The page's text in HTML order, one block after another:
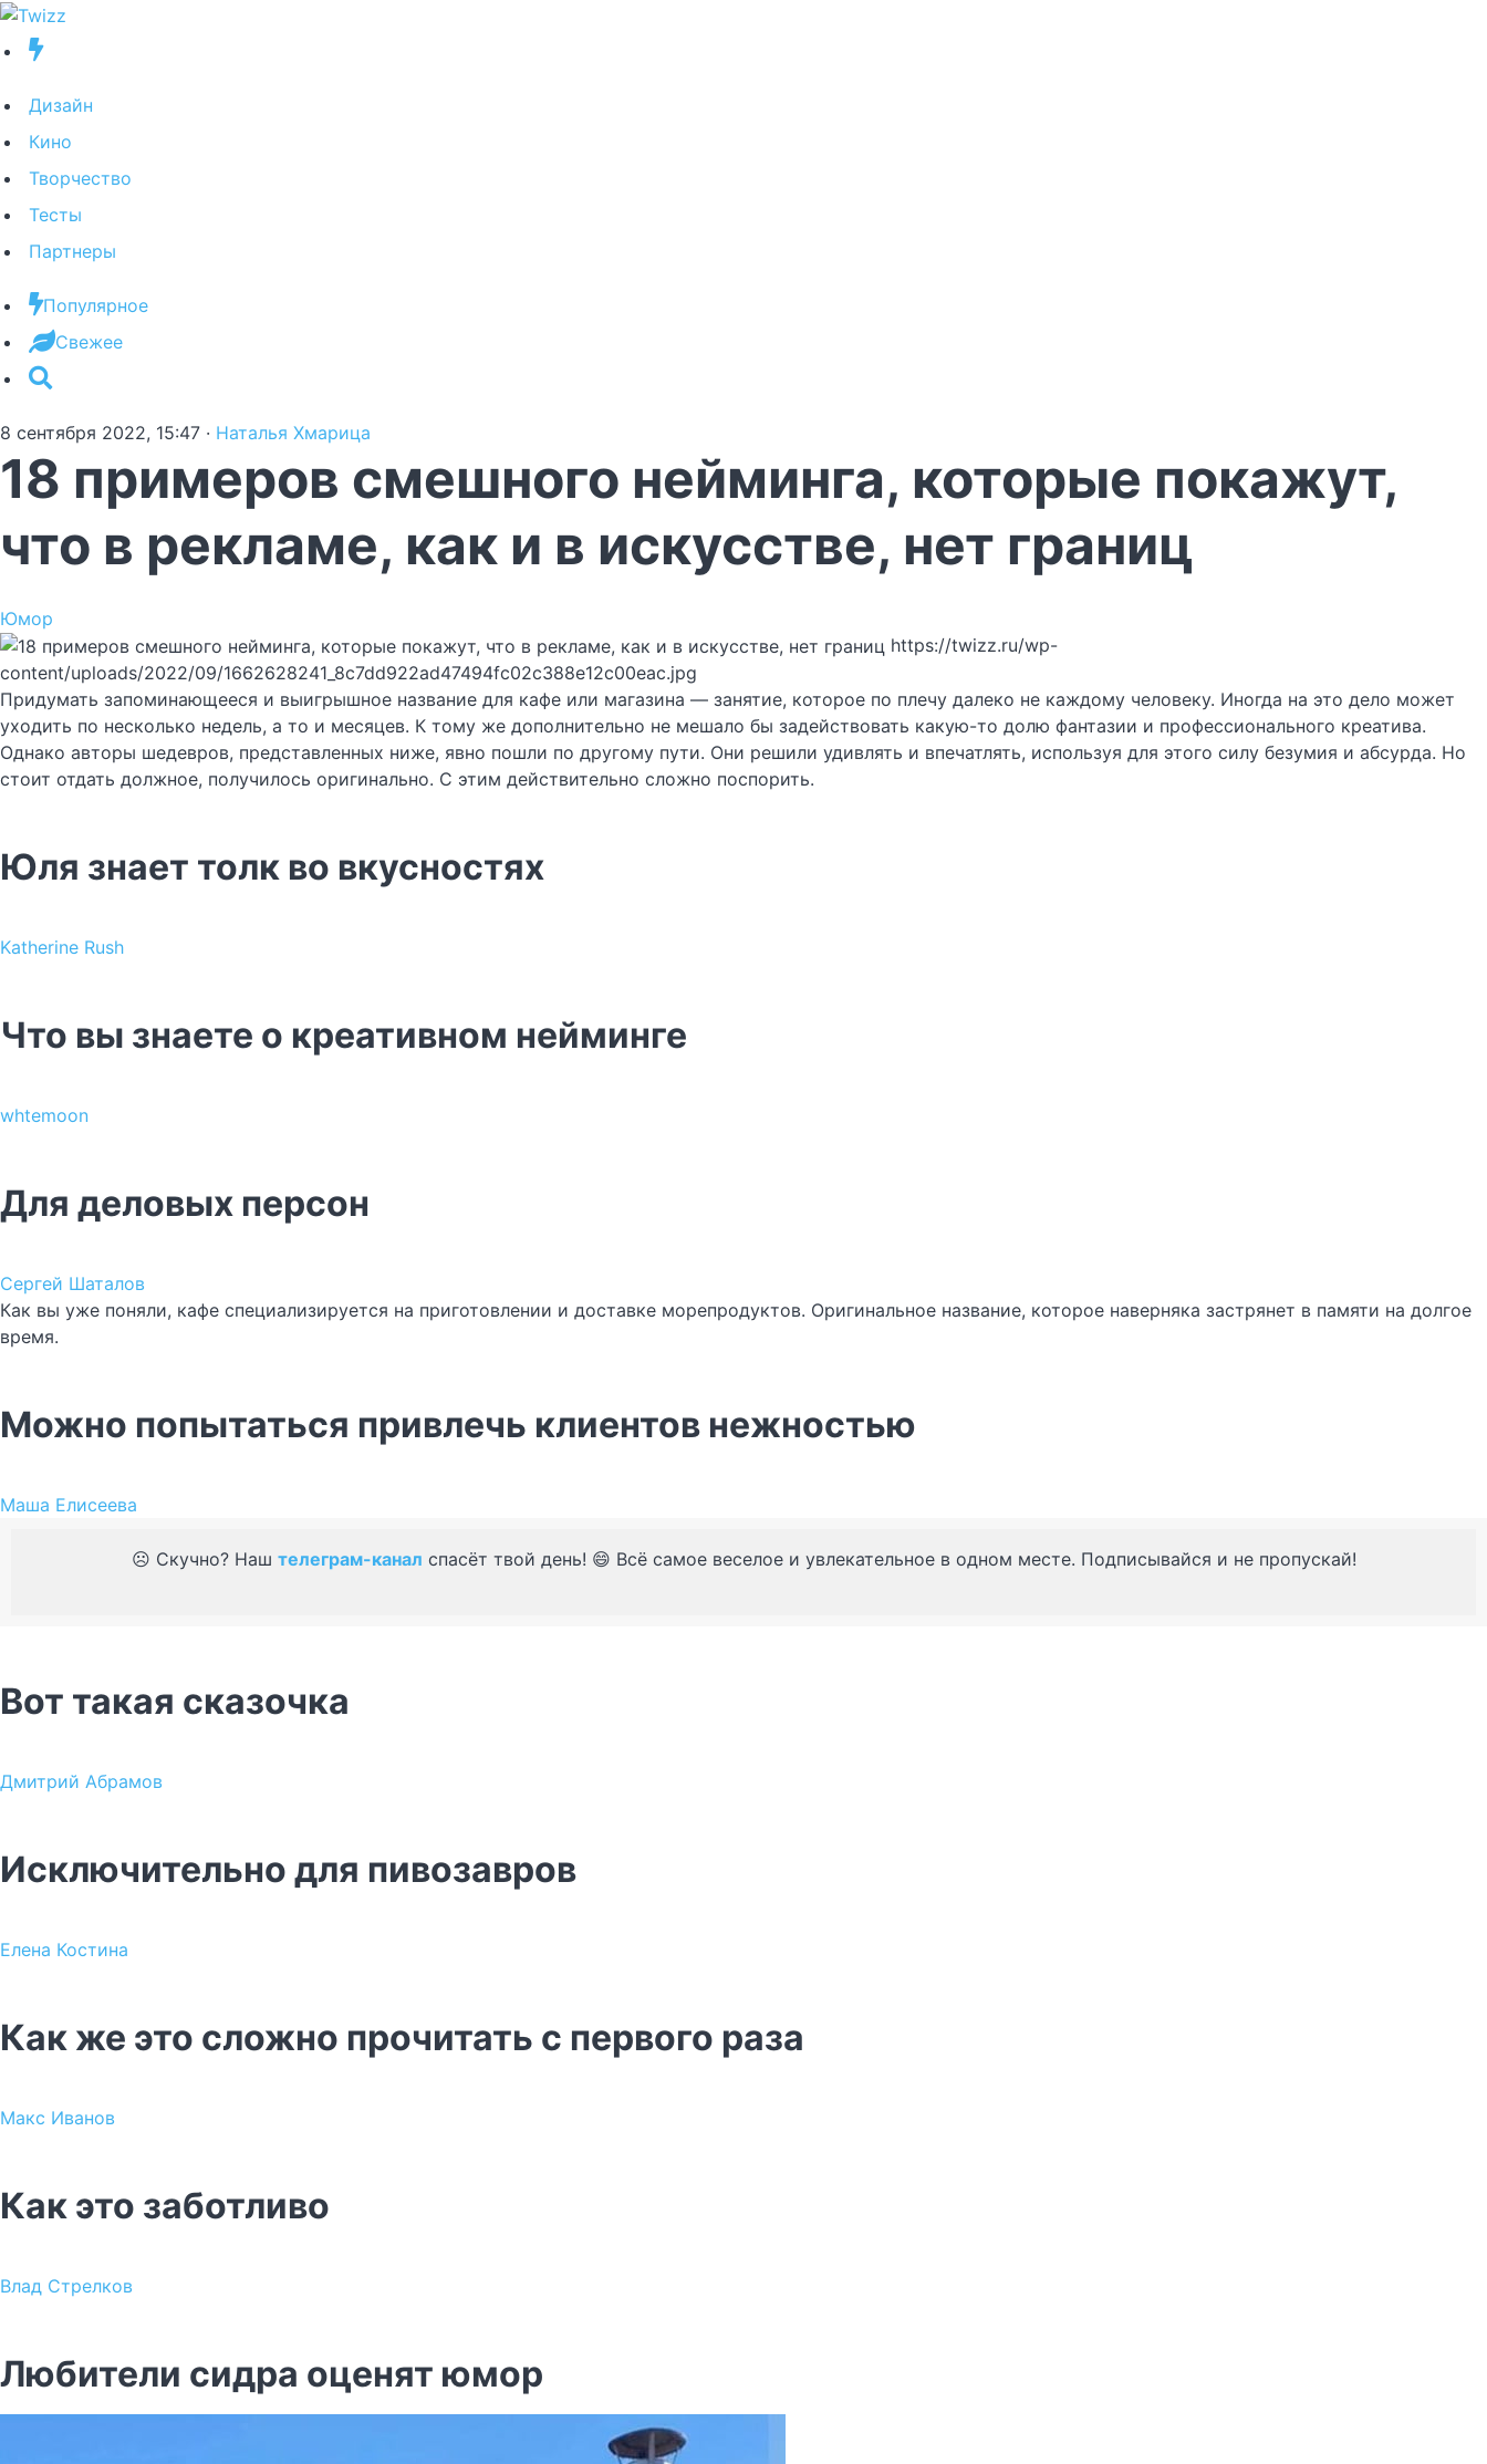
Дизайн
Кино
Творчество
Тесты
Партнеры
Популярное
Свежее
8 сентября 2022, 15:47 · Наталья Хмарица
18 примеров смешного нейминга, которые покажут,
что в рекламе, как и в искусстве, нет границ
Юмор
https://twizz.ru/wp-
content/uploads/2022/09/1662628241_8c7dd922ad47494fc02c388e12c00eac.jpg
Придумать запоминающееся и выигрышное название для кафе или магазина — занятие, которое по плечу далеко не каждому человеку. Иногда на это дело может
уходить по несколько недель, а то и месяцев. К тому же дополнительно не мешало бы задействовать какую-то долю фантазии и профессионального креатива.
Однако авторы шедевров, представленных ниже, явно пошли по другому пути. Они решили удивлять и впечатлять, используя для этого силу безумия и абсурда. Но
стоит отдать должное, получилось оригинально. С этим действительно сложно поспорить.
Юля знает толк во вкусностях
Katherine Rush
Что вы знаете о креативном нейминге
whtemoon
Для деловых персон
Сергей Шаталов
Как вы уже поняли, кафе специализируется на приготовлении и доставке морепродуктов. Оригинальное название, которое наверняка застрянет в памяти на долгое
время.
Можно попытаться привлечь клиентов нежностью
Маша Елисеева
☹️ Скучно? Наш телеграм-канал спасёт твой день! 😄 Всё самое веселое и увлекательное в одном месте. Подписывайся и не пропускай!
Вот такая сказочка
Дмитрий Абрамов
Исключительно для пивозавров
Елена Костина
Как же это сложно прочитать с первого раза
Макс Иванов
Как это заботливо
Влад Стрелков
Любители сидра оценят юмор